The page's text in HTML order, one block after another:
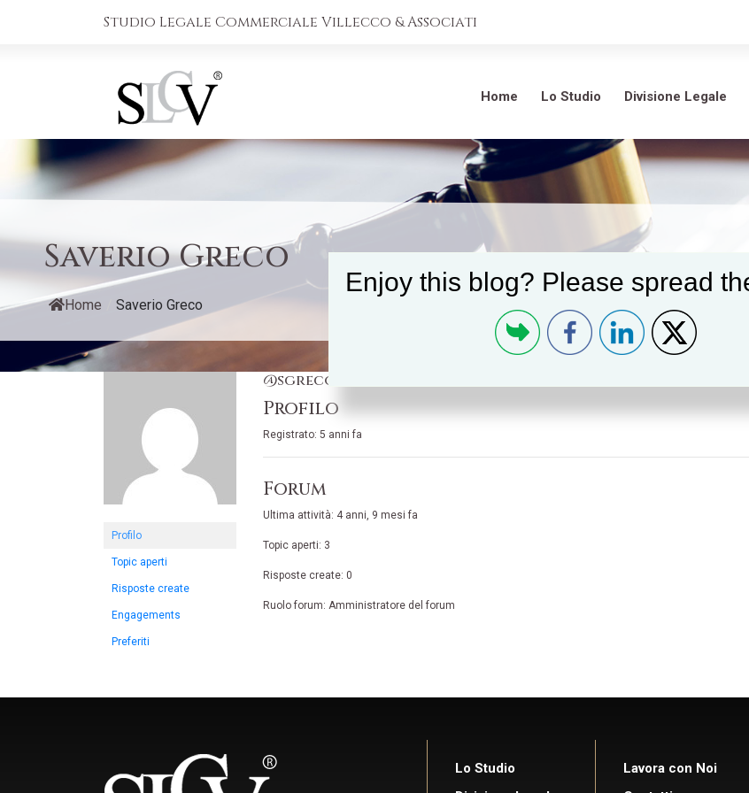
Studio Legale Commerciale Villecco & Associati
Home Lo Studio Divisione Legale
Saverio Greco
Home Saverio Greco
Profilo
Topic aperti
Risposte create
Engagements
Preferiti
@sgreco
Profilo
Registrato: 5 anni fa
Forum
Ultima attività: 4 anni, 9 mesi fa
Topic aperti: 3
Risposte create: 0
Ruolo forum: Amministratore del forum
Lo Studio
Lavora con Noi
Enjoy this blog? Please spread